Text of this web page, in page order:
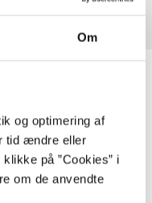
Om
og optimering af
tid ændre eller
på ”Cookies” i
om de anvendte
udgivelser